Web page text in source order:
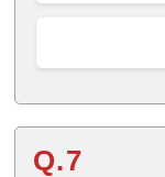
Q.7